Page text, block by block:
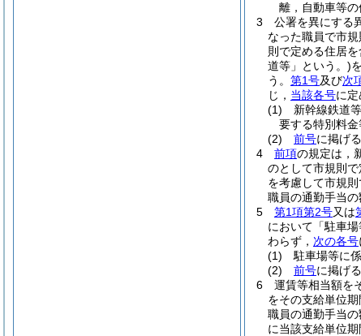
離，自動車等
3
公署を異にする
なった職員で市規
則で定める住居
道等」という。)
う。 第1号及び次
じ， 当該各号に定
(1)
新幹線鉄道
要する特別料
(2)
前号に掲げ
4
前項の規定は，
のとして市規則
を考慮して市規
職員の通勤手当の
5
第1項第2号又は
において「駐車
わらず， 次の各号
(1)
駐車場等に
(2)
前号に掲げ
6
運賃等相当額を
をその支給単位
職員の通勤手当の
に当該支給単位期